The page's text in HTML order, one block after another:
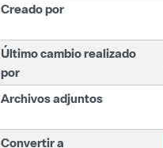
Creado por
Último cambio realizado
por
Archivos adjuntos
Convertir a